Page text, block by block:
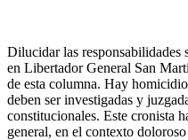
Dilucidar las responsabilidades
en Libertador General San
de esta columna. Hay
deben ser investigadas y
constitucionales. Este cronista
general, en el contexto